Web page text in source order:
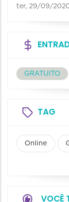
ter, 29/09/
GRATUITO
TAG
Online
VOCÊ